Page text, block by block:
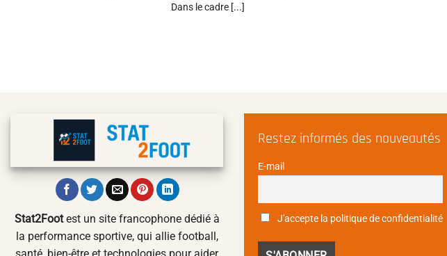
Dans le cadre [...]
Stat2Footest un site francophone dédié à
la performance sportive, qui allie football,
Restez informés des nouveautés
E-mail
J'accepte la politique de confidentialité